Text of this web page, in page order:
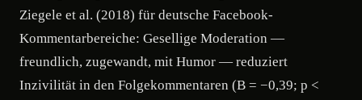
Ziegele et al. (2018) für deutsche Facebook-
Kommentarbereiche: Gesellige Moderation —
freundlich, zugewandt, mit Humor — reduziert
Inzivilität in den Folgekommentaren (B = −0,39; p <